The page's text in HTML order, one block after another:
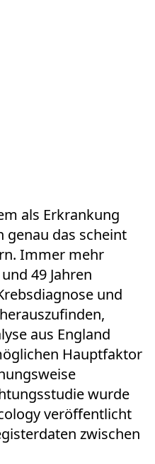
als Erkrankung
genau das scheint
Immer mehr
49 Jahren
und
aus England
Hauptfaktor
wurde
veröffentlicht
zwischen